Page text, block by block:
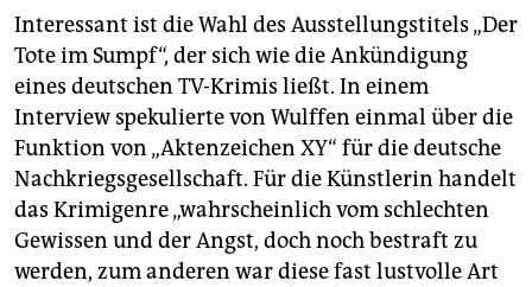
Interessant ist die Wahl des Ausstellungstitels „Der
Tote im Sumpf“, der sich wie die Ankündigung
eines deutschen TV-Krimis ließt. In einem
Interview spekulierte von Wulffen einmal über die
Funktion von „Aktenzeichen XY“ für die deutsche
Nachkriegsgesellschaft. Für die Künstlerin handelt
das Krimigenre „wahrscheinlich vom schlechten
Gewissen und der Angst, doch noch bestraft zu
werden, zum anderen war diese fast lustvolle Art